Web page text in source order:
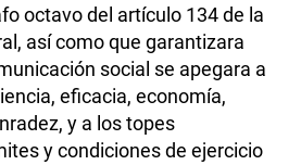
octavo del artículo 134 de la
así como que garantizara
social se apegara a
eficacia, economía,
y a los topes
y condiciones de ejercicio